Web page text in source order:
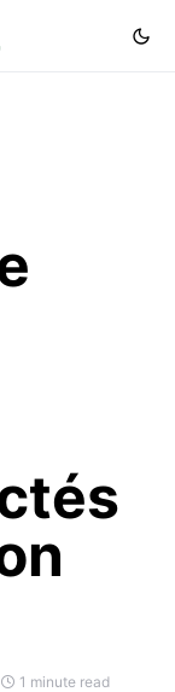
1 minute read